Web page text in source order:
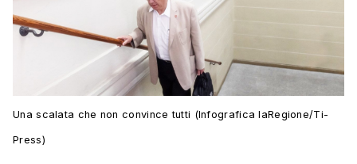
Una scalata che non convince tutti (Infografica laRegione/Ti-
Press)